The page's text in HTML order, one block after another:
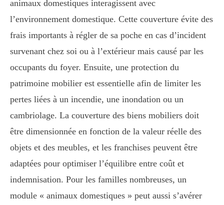
animaux domestiques interagissent avec
l’environnement domestique. Cette couverture évite des
frais importants à régler de sa poche en cas d’incident
survenant chez soi ou à l’extérieur mais causé par les
occupants du foyer. Ensuite, une protection du
patrimoine mobilier est essentielle afin de limiter les
pertes liées à un incendie, une inondation ou un
cambriolage. La couverture des biens mobiliers doit
être dimensionnée en fonction de la valeur réelle des
objets et des meubles, et les franchises peuvent être
adaptées pour optimiser l’équilibre entre coût et
indemnisation. Pour les familles nombreuses, un
module « animaux domestiques » peut aussi s’avérer